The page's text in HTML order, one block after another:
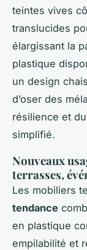
teintes vives
translucides
élargissant la
plastique
un design
d’oser des
résilience et
simplifié.
Nouveaux
terrasses,
Les mobiliers
tendance
en plastique
empilabilité et